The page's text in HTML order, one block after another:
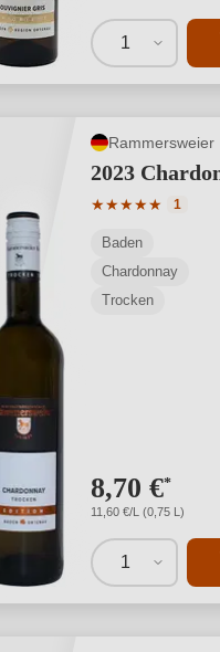
1
5 Sternen
Rammersweier
2023
★★★★★ 1
Baden
Chardonnay
Trocken
8,70 €*
11,60 €/L (0,75 L)
1